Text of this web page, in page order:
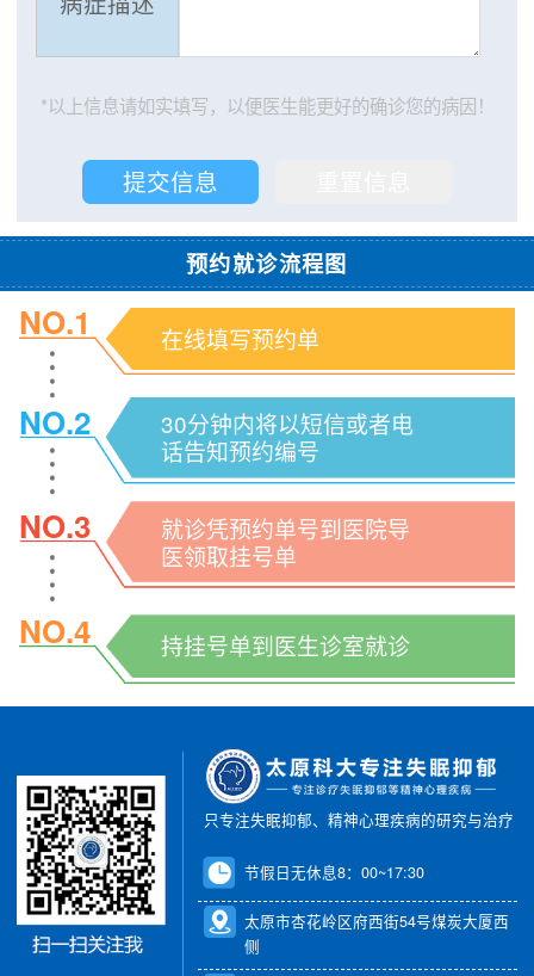
*以上信息请如实填写，以便医生能更好的确诊您的病因！
预约就诊流程图
NO.1 在线填写预约单
NO.2
30分钟内将以短信或者电
话告知预约编号
NO.3
就诊凭预约单号到医院导
医领取挂号单
NO.4 持挂号单到医生诊室就诊
只专注失眠抑郁、精神心理疾病的研究与治疗
节假日无休息8：00~17:30
太原市杏花岭区府西街54号煤炭大厦西
侧